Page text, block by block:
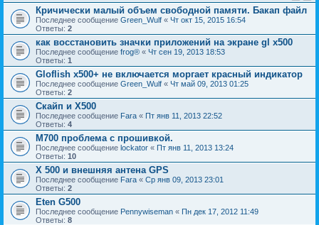
Кричически малый объем свободной памяти. Бакап файл
Последнее сообщение Green_Wulf « Чт окт 15, 2015 16:54
Ответы: 2
как восстановить значки приложений на экране gl x500
Последнее сообщение frog® « Чт сен 19, 2013 18:53
Ответы: 1
Gloflish x500+ не включается моргает красный индикатор
Последнее сообщение Green_Wulf « Чт май 09, 2013 01:25
Ответы: 2
Скайп и Х500
Последнее сообщение Fara « Пт янв 11, 2013 22:52
Ответы: 4
M700 проблема с прошивкой.
Последнее сообщение lockator « Пт янв 11, 2013 13:24
Ответы: 10
X 500 и внешняя антена GPS
Последнее сообщение Fara « Ср янв 09, 2013 23:01
Ответы: 2
Eten G500
Последнее сообщение Pennywiseman « Пн дек 17, 2012 11:49
Ответы: 8